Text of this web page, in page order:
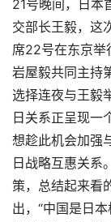
21号晚间，日本
交部长王毅，这
席22号在东京举
岩屋毅共同主持
选择连夜与王毅
日关系正呈现一
想趁此机会加强
日战略互惠关系
策，总结起来看
出，“中国是日